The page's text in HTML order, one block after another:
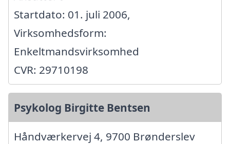
Startdato: 01. juli 2006,
Virksomhedsform:
Enkeltmandsvirksomhed
CVR: 29710198
Psykolog Birgitte Bentsen
Håndværkervej 4, 9700 Brønderslev